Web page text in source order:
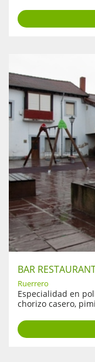
BAR
Ruerrero
Especialidad en
chorizo casero,